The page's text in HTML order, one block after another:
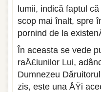
lumii, indică faptul
scop mai înalt, spre
pornind de la
În aceasta se vede
raÅ£iunilor Lui,
Dumnezeu
zis, este una ÅŸi